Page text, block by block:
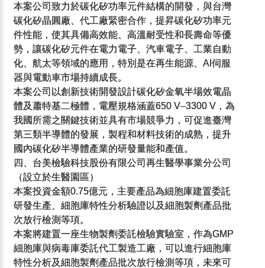
本案公司致力於碳化矽功率元件結構的開發，與台灣
碳化矽晶圓廠、代工廠緊密合作，提昇碳化矽功率元
件性能，使其具備高效能、高溫耐受性和長壽命等優
勢，讓碳化矽元件在電力電子、汽車電子、工業自動
化、航太等領域的應用，特別是在再生能源、AI伺服
器與電動車市場持續成長。
本案公司以創新技術開發設計碳化矽金氧半場效電晶
體及蕭特基二極體，電壓規格涵蓋650 V–3300 V，為
我國所需之關鍵技術並具有市場競爭力，可促進臺灣
第三類半導體的發展，製程和材料技術的成熟，提升
國內碳化矽半導體產業的研發量能和產值。
四、台美檢驗科技股份有限公司再生醫學事業分公司
（設立於生醫園區）
本案投資金額0.75億元，主要產品為細胞庫建置委託
研發生產、細胞庫特性分析驗證以及細胞製劑產品批
次放行檢測等項。
本案將建置一座生物製劑委託檢驗實驗室，作為GMP
細胞庫與病毒庫委託代工製造工廠，可以進行細胞庫
特性分析及細胞製劑產品批次放行檢測等項，未來可